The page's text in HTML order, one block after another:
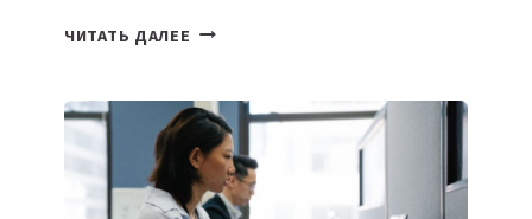
ЧИТАТЬ ДАЛЕЕ ИИ-
БИЗНЕСА:
КАКИЕ
3
ЗАДАЧИ